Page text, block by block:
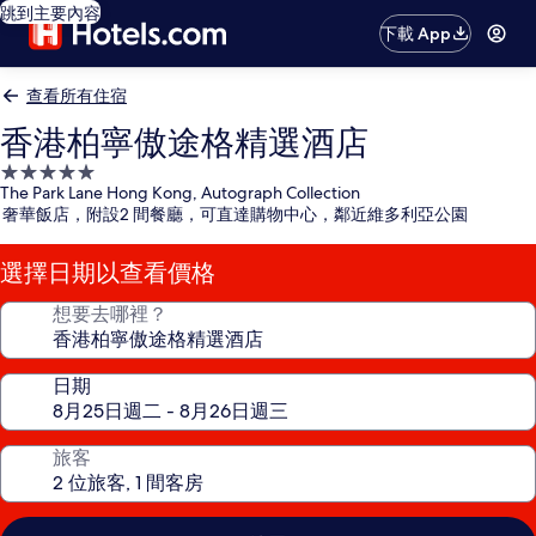
跳到主要內容
下載 App
查看所有住宿
香港柏寧傲途格精選酒店
5.0
星
級
住
宿
The Park Lane Hong Kong, Autograph Collection
奢華飯店，附設2 間餐廳，可直達購物中心，鄰近維多利亞公園
選擇日期以查看價格
想要去哪裡？
日期
旅客